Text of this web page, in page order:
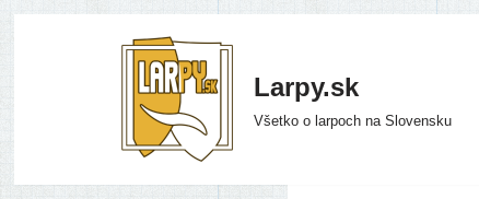
Larpy.sk
Všetko o larpoch na Slovensku